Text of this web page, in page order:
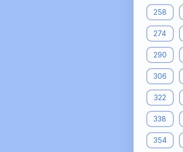
258
274
290
306
322
338
354